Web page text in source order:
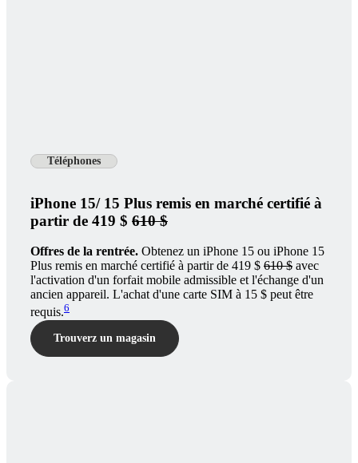
Téléphones
iPhone 15/ 15 Plus remis en marché certifié à
partir de 419 $ 610 $
Offres de la rentrée. Obtenez un iPhone 15 ou iPhone 15
Plus remis en marché certifié à partir de 419 $ 610 $ avec
l'activation d'un forfait mobile admissible et l'échange d'un
ancien appareil. L'achat d'une carte SIM à 15 $ peut être
requis.6
Trouverz un magasin